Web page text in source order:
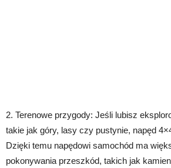
2. Terenowe przygody: Jeśli lubisz
takie jak góry, lasy czy pustynie, napęd
Dzięki temu napędowi samochód ma
pokonywania przeszkód, takich jak